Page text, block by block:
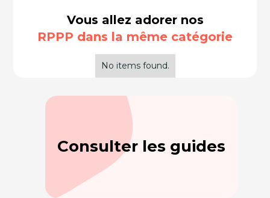
Vous allez adorer nos
RPPP dans la même catégorie
No items found.
Consulter les guides